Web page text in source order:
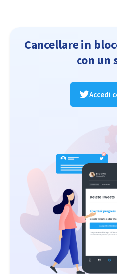
Cancellare in
con un
Accedi